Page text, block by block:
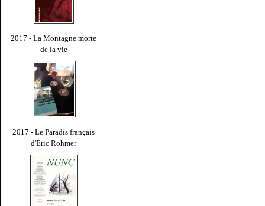
2017 - La Montagne morte
de la vie
2017 - Le Paradis français
d'Éric Rohmer